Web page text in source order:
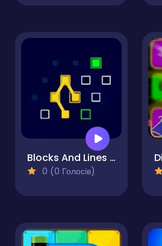
Blocks And Lines - Puzzle
0 (0 Голосів)